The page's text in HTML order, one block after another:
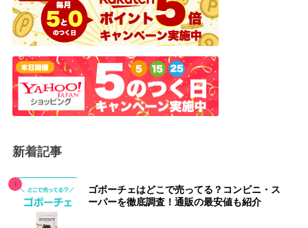
新着記事
ゴボーチェはどこで売ってる？コンビニ・ス
ーパーを徹底調査！通販の最安値も紹介